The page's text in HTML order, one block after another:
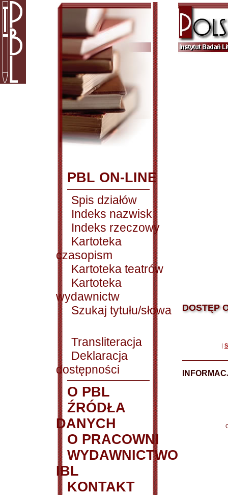
PBL ON-LINE
Spis działów
Indeks nazwisk
Indeks rzeczowy
Kartoteka
czasopism
Kartoteka teatrów
Kartoteka
wydawnictw
Szukaj tytułu/słowa
Transliteracja
Deklaracja
dostępności
O PBL
ŹRÓDŁA
DANYCH
O PRACOWNI
WYDAWNICTWO
IBL
KONTAKT
DOSTĘP
|